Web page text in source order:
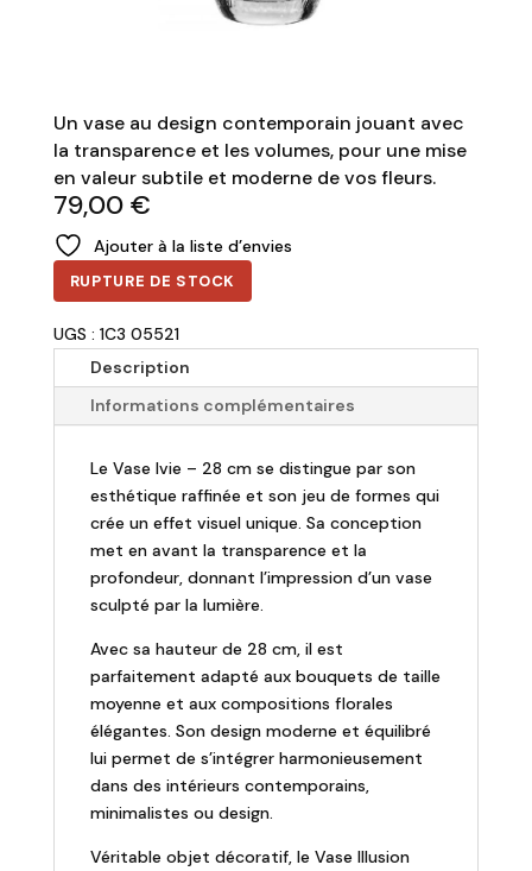
Un vase au design contemporain jouant avec
la transparence et les volumes, pour une mise
en valeur subtile et moderne de vos fleurs.
79,00 €
Ajouter à la liste d’envies
RUPTURE DE STOCK
UGS : 1C3 05521
Description
Informations complémentaires
Le Vase Ivie – 28 cm se distingue par son
esthétique raffinée et son jeu de formes qui
crée un effet visuel unique. Sa conception
met en avant la transparence et la
profondeur, donnant l’impression d’un vase
sculpté par la lumière.
Avec sa hauteur de 28 cm, il est
parfaitement adapté aux bouquets de taille
moyenne et aux compositions florales
élégantes. Son design moderne et équilibré
lui permet de s’intégrer harmonieusement
dans des intérieurs contemporains,
minimalistes ou design.
Véritable objet décoratif, le Vase Illusion